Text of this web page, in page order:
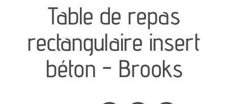
meubles de complément
chambres et dressing
Table de repas
rectangulaire insert
béton - Brooks